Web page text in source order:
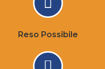
Reso Possibile